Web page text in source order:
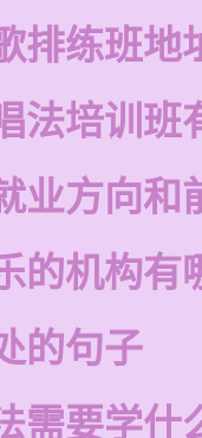
排练班地
法培训班
业方向和
的机构有
的句子
需要学什